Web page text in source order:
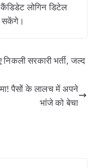
लोगिन डिटेल
सकेंगे।
सरकारी भर्ती, जल्द
पैसों के लालच में अपने
भांजे को बेचा